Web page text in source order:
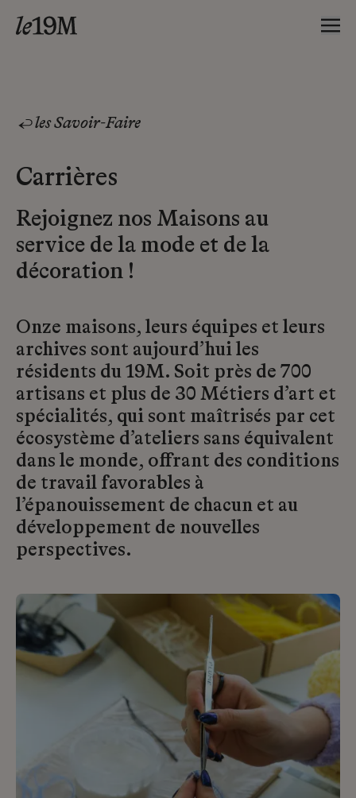
les Savoir-Faire
Carrières
Rejoignez nos Maisons au
service de la mode et de la
décoration !
Onze maisons, leurs équipes et leurs
archives sont aujourd’hui les
résidents du 19M. Soit près de 700
artisans et plus de 30 Métiers d’art et
spécialités, qui sont maîtrisés par cet
écosystème d’ateliers sans équivalent
dans le monde, offrant des conditions
de travail favorables à
l’épanouissement de chacun et au
développement de nouvelles
perspectives.